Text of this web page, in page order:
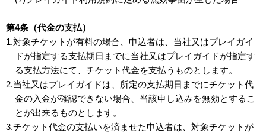
第4条（代金の支払）
1.対象チケットが有料の場合、申込者は、当社又はプレイガイ
ドが指定する支払期日までに当社又はプレイガイドが指定す
る支払方法にて、チケット代金を支払うものとします。
2.当社又はプレイガイドは、所定の支払期日までにチケット代
金の入金が確認できない場合、当該申し込みを無効とするこ
とが出来るものとします。
3.チケット代金の支払いを済ませた申込者は、対象チケットが